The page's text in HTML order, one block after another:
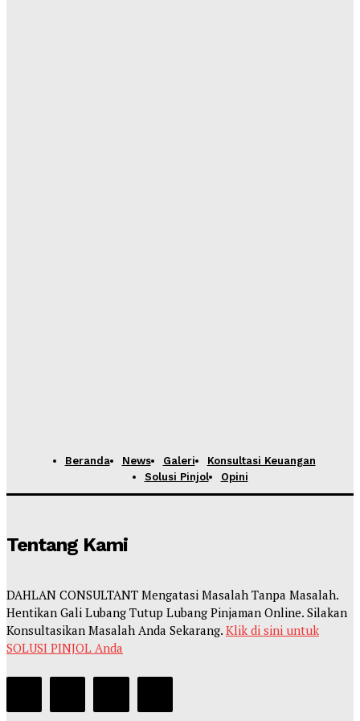
Beranda News Galeri
Konsultasi Keuangan
Solusi Pinjol
Opini
Tentang Kami
DAHLAN CONSULTANT Mengatasi Masalah Tanpa Masalah.
Hentikan Gali Lubang Tutup Lubang Pinjaman Online. Silakan
Konsultasikan Masalah Anda Sekarang. Klik di sini untuk
SOLUSI PINJOL Anda